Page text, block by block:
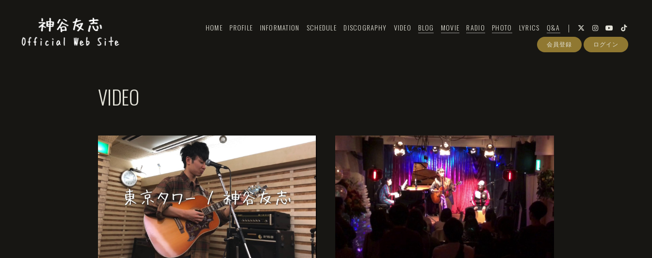
HOME PROFILE INFORMATION SCHEDULE DISCOGRAPHY VIDEO BLOG MOVIE RADIO PHOTO LYRICS Q&A
会員登録 ログイン
VIDEO